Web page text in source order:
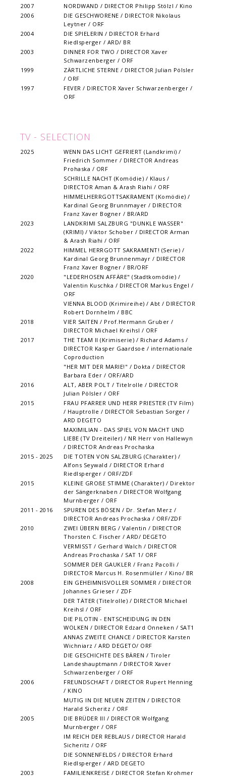
2007
NORDWAND / DIRECTOR Philipp Stölzl / Kino
2006
DIE GESCHWORENE / DIRECTOR Nikolaus
Leytner / ORF
2004
DIE SPIELERIN / DIRECTOR Erhard
Riedlsperger / ARD/ BR
2003
DINNER FOR TWO / DIRECTOR Xaver
Schwarzenberger / ORF
1999
ZÄRTLICHE STERNE / DIRECTOR Julian Pölsler
/ ORF
1997
FEVER / DIRECTOR Xaver Schwarzenberger /
ORF
TV - SELECTION
2025
WENN DAS LICHT GEFRIERT (Landkrimi) /
Friedrich Sommer / DIRECTOR Andreas
Prohaska / ORF
SCHRILLE NACHT (Komödie) / Klaus /
DIRECTOR Aman & Arash Riahi / ORF
HIMMELHERRGOTTSAKRAMENT (Komödie) /
Kardinal Georg Brunnmayer / DIRECTOR
Franz Xaver Bogner / BR/ARD
2023
LANDKRIMI SALZBURG "DUNKLE WASSER"
(KRIMI) / Viktor Schober / DIRECTOR Arman
& Arash Riahi / ORF
2022
HIMMEL HERRGOTT SAKRAMENT! (Serie) /
Kardinal Georg Brunnenmayr / DIRECTOR
Franz Xaver Bogner / BR/ORF
2020
"LEDERHOSEN AFFÄRE" (Stadtkomödie) /
Valentin Kuschka / DIRECTOR Markus Engel /
ORF
VIENNA BLOOD (Krimireihe) / Abt / DIRECTOR
Robert Dornhelm / BBC
2018
VIER SAITEN / Prof.Hermann Gruber /
DIRECTOR Michael Kreihsl / ORF
2017
THE TEAM II (Krimiserie) / Richard Adams /
DIRECTOR Kasper Gaardsoe / internationale
Coproduction
"HER MIT DER MARIE!" / Dokta / DIRECTOR
Barbara Eder / ORF/ARD
2016
ALT, ABER POLT / Titelrolle / DIRECTOR
Julian Pölsler / ORF
2015
FRAU PFARRER UND HERR PRIESTER (TV Film)
/ Hauptrolle / DIRECTOR Sebastian Sorger /
ARD DEGETO
MAXIMILIAN - DAS SPIEL VON MACHT UND
LIEBE (TV Dreiteiler) / NR Herr von Hallewyn
/ DIRECTOR Andreas Prochaska
2015 - 2025
DIE TOTEN VON SALZBURG (Charakter) /
Alfons Seywald / DIRECTOR Erhard
Riedlsperger / ORF/ZDF
2015
KLEINE GROßE STIMME (Charakter) / Direktor
der Sängerknaben / DIRECTOR Wolfgang
Murnberger / ORF
2011 - 2016
SPUREN DES BÖSEN / Dr. Stefan Merz /
DIRECTOR Andreas Prochaska / ORF/ZDF
2010
ZWEI ÜBERN BERG / Valentin / DIRECTOR
Thorsten C. Fischer / ARD/ DEGETO
VERMISST / Gerhard Walch / DIRECTOR
Andreas Prochaska / SAT 1/ ORF
SOMMER DER GAUKLER / Franz Pacolli /
DIRECTOR Marcus H. Rosenmüller / Kino/ BR
2008
EIN GEHEIMNISVOLLER SOMMER / DIRECTOR
Johannes Grieser / ZDF
DER TÄTER (Titelrolle) / DIRECTOR Michael
Kreihsl / ORF
DIE PILOTIN - ENTSCHEIDUNG IN DEN
WOLKEN / DIRECTOR Edzard Onneken / SAT1
ANNAS ZWEITE CHANCE / DIRECTOR Karsten
Wichniarz / ARD DEGETO/ ORF
DIE GESCHICHTE DES BÄREN / Tiroler
Landeshauptmann / DIRECTOR Xaver
Schwarzenberger / ORF
2006
FREUNDSCHAFT / DIRECTOR Rupert Henning
/ KINO
MUTIG IN DIE NEUEN ZEITEN / DIRECTOR
Harald Sicheritz / ORF
2005
DIE BRÜDER III / DIRECTOR Wolfgang
Murnberger / ORF
IM REICH DER REBLAUS / DIRECTOR Harald
Sicheritz / ORF
DIE SONNENFELDS / DIRECTOR Erhard
Riedlsperger / ARD DEGETO
2003
FAMILIENKREISE / DIRECTOR Stefan Krohmer